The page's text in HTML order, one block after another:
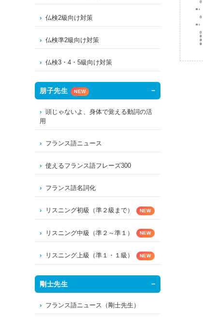
仏検2級向け対策
仏検準2級向け対策
仏検3・4・5級向け対策
朋子先生 NEW
頭じゃないよ、身体で覚える動詞の活
用
フランス語ニュース
使えるフランス語フレーズ300
フランス語名詞化
リスニング初級（準２級まで） NEW
リスニング中級（準２～準１） NEW
リスニング上級（準１・１級） NEW
剛士先生
フランス語ニュース（剛士先生）